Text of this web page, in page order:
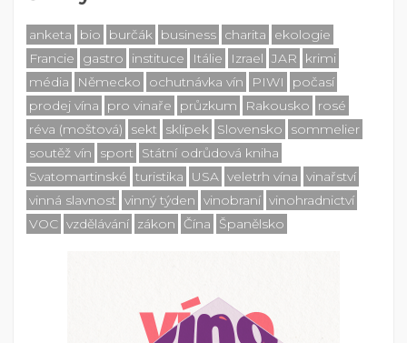
anketa bio burčák business charita
ekologie
Francie
gastro instituce Itálie Izrael JAR
krimi
média
Německo ochutnávka vín PIWI
počasí
prodej vína
pro vinaře průzkum Rakousko
rosé
réva (moštová)
sekt sklípek Slovensko
sommelier
soutěž vín
sport Státní odrůdová kniha
Svatomartinské turistika USA veletrh vína vinařství
vinná slavnost vinný týden vinobraní vinohradnictví
VOC vzdělávání zákon Čína Španělsko